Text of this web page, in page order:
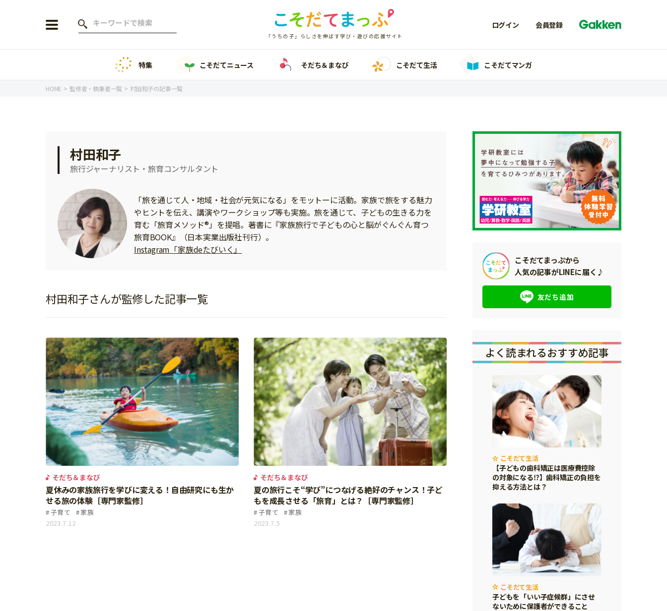
「うちの子」らしさを伸ばす学び・遊びの応援サイト
ログイン 会員登録
小学1年生
小学2年生
小学3年生
小学4年生
小学6年生
こそだてニュース
イベント
ニュース
そだち＆まなび
ワーク・ドリル
科学・プログラミング
絵本・読み聞かせ
自由研究・工作
読書感想文
本・読書
運動・あそび・ゲーム
英語
習い事
知育
こそだて生活
ファッション・美容
親子でいっしょに
人間関係
おでかけ
家族
料理
マネー
健康
特集 こそだてニュース そだち＆まなび こそだて生活 こそだてマンガ
HOME 監修者・執筆者一覧 村田和子の記事一覧
村田和子
旅行ジャーナリスト・旅育コンサルタント
「旅を通じて人・地域・社会が元気になる」をモットーに活動。家族で旅をする魅力
やヒントを伝え、講演やワークショップ等も実施。旅を通じて、子どもの生きる力を
育む「旅育メソッド®」を提唱。著書に『家族旅行で子どもの心と脳がぐんぐん育つ
旅育BOOK』（日本実業出版社刊行）。
Instagram「家族deたびいく」
村田和子さんが監修した記事一覧
そだち＆まなび
夏休みの家族旅行を学びに変える！自由研究にも生か
せる旅の体験［専門家監修］
子育て
家族
2023.7.12
そだち＆まなび
夏の旅行こそ“学び”につなげる絶好のチャンス！子ど
もを成長させる「旅育」とは？［専門家監修］
子育て
家族
2023.7.5
こそだてまっぷから
人気の記事がLINEに届く♪
友だち追加
よく読まれるおすすめ記事
こそだて生活
【子どもの歯科矯正は医療費控除
の対象になる⁉】歯科矯正の負担を
抑える方法とは？
こそだて生活
子どもを「いい子症候群」にさせ
ないために保護者ができること